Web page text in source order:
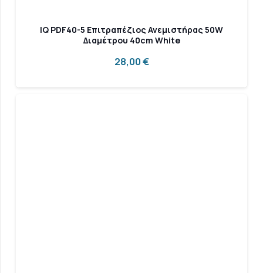
IQ PDF40-5 Επιτραπέζιος Ανεμιστήρας 50W
Διαμέτρου 40cm White
28,00€